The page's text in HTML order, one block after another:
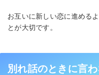
お互いに新しい恋に進める
とが大切です。
別れ話のときに言